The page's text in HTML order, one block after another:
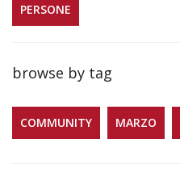
PERSONE
browse by tag
COMMUNITY MARZO